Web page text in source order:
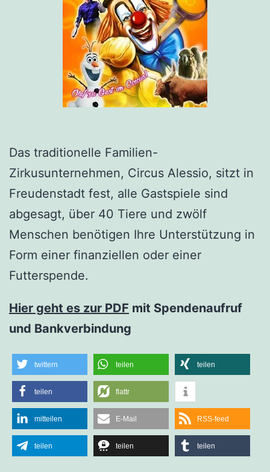
Das traditionelle Familien-
Zirkusunternehmen, Circus Alessio, sitzt in
Freudenstadt fest, alle Gastspiele sind
abgesagt, über 40 Tiere und zwölf
Menschen benötigen Ihre Unterstützung in
Form einer finanziellen oder einer
Futterspende.
Hier geht es zur PDF mit Spendenaufruf
und Bankverbindung
twittern teilen teilen
teilen flattr
mitteilen E-Mail RSS-feed
teilen teilen teilen